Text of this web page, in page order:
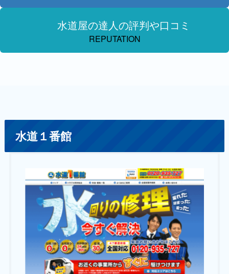
水道屋の達人の評判や口コミ
REPUTATION
水道１番館